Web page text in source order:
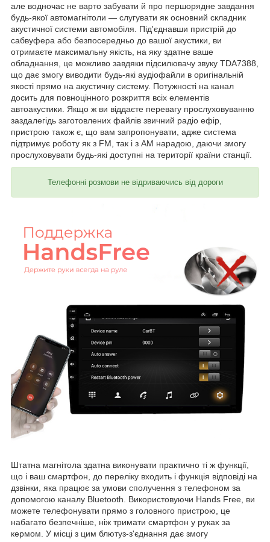
але водночас не варто забувати й про першорядне завдання
будь-якої автомагнітоли — слугувати як основний складник
акустичної системи автомобіля. Під'єднавши пристрій до
сабвуфера або безпосередньо до вашої акустики, ви
отримаєте максимальну якість, на яку здатне ваше
обладнання, це можливо завдяки підсилювачу звуку TDA7388,
що дає змогу виводити будь-які аудіофайли в оригінальній
якості прямо на акустичну систему. Потужності на канал
досить для повноцінного розкриття всіх елементів
автоакустики. Якщо ж ви віддаєте перевагу прослуховуванню
заздалегідь заготовлених файлів звичний радіо ефір,
пристрою також є, що вам запропонувати, адже система
підтримує роботу як з FM, так і з AM нарадою, даючи змогу
прослуховувати будь-які доступні на території країни станції.
Телефонні розмови не відриваючись від дороги
Штатна магнітола здатна виконувати практично ті ж функції,
що і ваш смартфон, до переліку входить і функція відповіді на
дзвінки, яка працює за умови сполучення з телефоном за
допомогою каналу Bluetooth. Використовуючи Hands Free, ви
можете телефонувати прямо з головного пристрою, це
набагато безпечніше, ніж тримати смартфон у руках за
кермом. У місці з цим блютуз-з'єднання дає змогу